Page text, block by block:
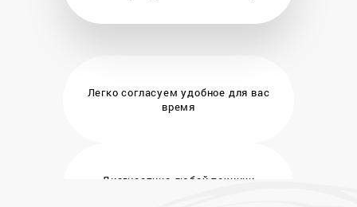
Легко согласуем удобное для вас
время
Диагностика любой техники